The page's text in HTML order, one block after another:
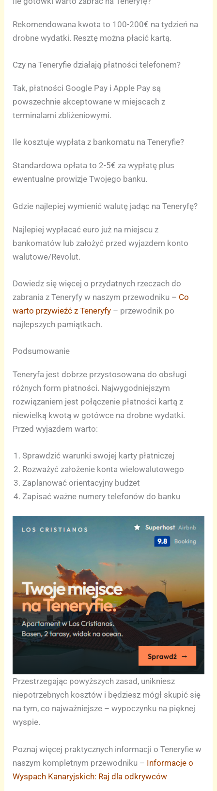
Rekomendowana kwota to 100-200€ na tydzień na
drobne wydatki. Resztę można płacić kartą.
Czy na Teneryfie działają płatności telefonem?
Tak, płatności Google Pay i Apple Pay są
powszechnie akceptowane w miejscach z
terminalami zbliżeniowymi.
Ile kosztuje wypłata z bankomatu na Teneryfie?
Standardowa opłata to 2-5€ za wypłatę plus
ewentualne prowizje Twojego banku.
Gdzie najlepiej wymienić walutę jadąc na Teneryfę?
Najlepiej wypłacać euro już na miejscu z
bankomatów lub założyć przed wyjazdem konto
walutowe/Revolut.
Dowiedz się więcej o przydatnych rzeczach do
zabrania z Teneryfy w naszym przewodniku – Co
warto przywieźć z Teneryfy – przewodnik po
najlepszych pamiątkach.
Podsumowanie
Teneryfa jest dobrze przystosowana do obsługi
różnych form płatności. Najwygodniejszym
rozwiązaniem jest połączenie płatności kartą z
niewielką kwotą w gotówce na drobne wydatki.
Przed wyjazdem warto:
Sprawdzić warunki swojej karty płatniczej
Rozważyć założenie konta wielowalutowego
Zaplanować orientacyjny budżet
Zapisać ważne numery telefonów do banku
Przestrzegając powyższych zasad, unikniesz
niepotrzebnych kosztów i będziesz mógł skupić się
na tym, co najważniejsze – wypoczynku na pięknej
wyspie.
Poznaj więcej praktycznych informacji o Teneryfie w
naszym kompletnym przewodniku – Informacje o
Wyspach Kanaryjskich: Raj dla odkrywców